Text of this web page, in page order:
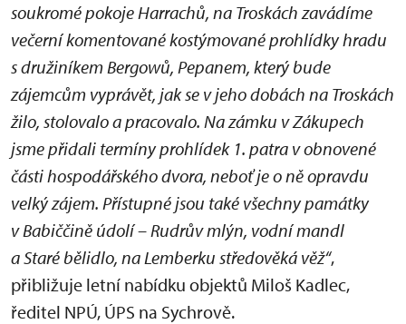
soukromé pokoje Harrachů, na Troskách zavádíme
večerní komentované kostýmované prohlídky hradu
s družiníkem Bergowů, Pepanem, který bude
zájemcům vyprávět, jak se v jeho dobách na Troskách
žilo, stolovalo a pracovalo. Na zámku v Zákupech
jsme přidali termíny prohlídek 1. patra v obnovené
části hospodářského dvora, neboť je o ně opravdu
velký zájem. Přístupné jsou také všechny památky
v Babiččině údolí – Rudrův mlýn, vodní mandl
a Staré bělidlo, na Lemberku středověká věž“,
přibližuje letní nabídku objektů Miloš Kadlec,
ředitel NPÚ, ÚPS na Sychrově.